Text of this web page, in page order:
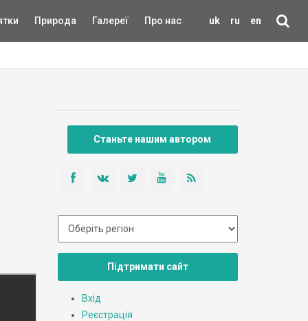
uk ru en
Природа Галереї Про нас
Станьте нашим автором
Підтримати сайт
Вхід
Реєстрація